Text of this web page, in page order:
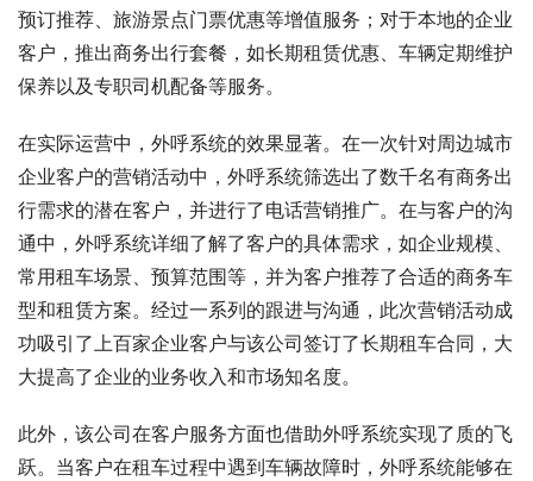
预订推荐、旅游景点门票优惠等增值服务；对于本地的企业
客户，推出商务出行套餐，如长期租赁优惠、车辆定期维护
保养以及专职司机配备等服务。
在实际运营中，外呼系统的效果显著。在一次针对周边城市
企业客户的营销活动中，外呼系统筛选出了数千名有商务出
行需求的潜在客户，并进行了电话营销推广。在与客户的沟
通中，外呼系统详细了解了客户的具体需求，如企业规模、
常用租车场景、预算范围等，并为客户推荐了合适的商务车
型和租赁方案。经过一系列的跟进与沟通，此次营销活动成
功吸引了上百家企业客户与该公司签订了长期租车合同，大
大提高了企业的业务收入和市场知名度。
此外，该公司在客户服务方面也借助外呼系统实现了质的飞
跃。当客户在租车过程中遇到车辆故障时，外呼系统能够在